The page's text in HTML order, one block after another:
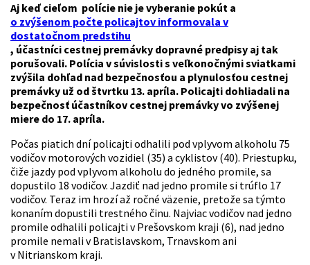
Aj keď cieľom polície nie je vyberanie pokút a
o zvýšenom počte policajtov informovala v
dostatočnom predstihu
, účastníci cestnej premávky dopravné predpisy aj tak
porušovali. Polícia v súvislosti s veľkonočnými sviatkami
zvýšila dohľad nad bezpečnosťou a plynulosťou cestnej
premávky už od štvrtku 13. apríla. Policajti dohliadali na
bezpečnosť účastníkov cestnej premávky vo zvýšenej
miere do 17. apríla.
Počas piatich dní policajti odhalili pod vplyvom alkoholu 75
vodičov motorových vozidiel (35) a cyklistov (40). Priestupku,
čiže jazdy pod vplyvom alkoholu do jedného promile, sa
dopustilo 18 vodičov. Jazdiť nad jedno promile si trúflo 17
vodičov. Teraz im hrozí až ročné väzenie, pretože sa týmto
konaním dopustili trestného činu. Najviac vodičov nad jedno
promile odhalili policajti v Prešovskom kraji (6), nad jedno
promile nemali v Bratislavskom, Trnavskom ani
v Nitrianskom kraji.